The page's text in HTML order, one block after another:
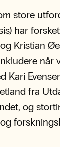
store
har
Kristian
når
Kari
fra
og